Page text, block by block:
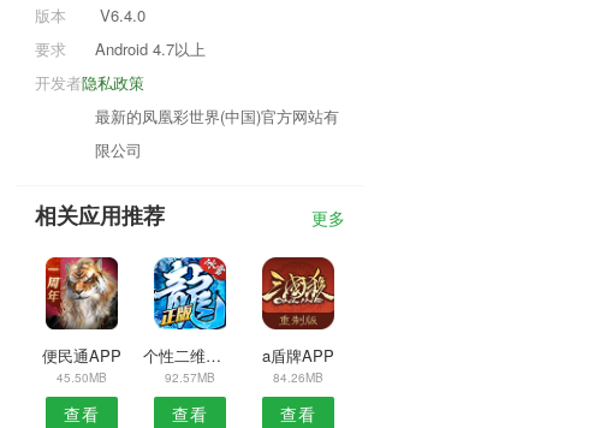
版本
V6.4.0
要求
Android 4.7以上
隐私政策
开发者
最新的凤凰彩世界(中国)官方网站有
限公司
相关应用推荐 更多
便民通APP
45.50MB
查看
个性二维码生成器软件
92.57MB
查看
a盾牌APP
84.26MB
查看